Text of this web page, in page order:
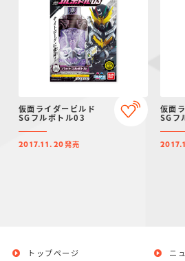
仮面ライダービルド
SGフルボトル03
2017.11.20発売
仮面
SGフ
トップページ ニ